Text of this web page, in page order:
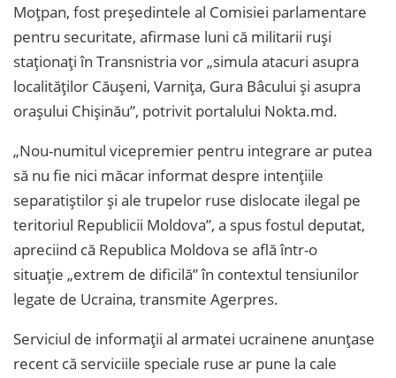
Moţpan, fost preşedintele al Comisiei parlamentare
pentru securitate, afirmase luni că militarii ruşi
staţionaţi în Transnistria vor „simula atacuri asupra
localităţilor Căuşeni, Varniţa, Gura Bâcului şi asupra
orașului Chişinău”, potrivit portalului Nokta.md.
„Nou-numitul vicepremier pentru integrare ar putea
să nu fie nici măcar informat despre intenţiile
separatiştilor şi ale trupelor ruse dislocate ilegal pe
teritoriul Republicii Moldova”, a spus fostul deputat,
apreciind că Republica Moldova se află într-o
situaţie „extrem de dificilă” în contextul tensiunilor
legate de Ucraina, transmite Agerpres.
Serviciul de informaţii al armatei ucrainene anunţase
recent că serviciile speciale ruse ar pune la cale